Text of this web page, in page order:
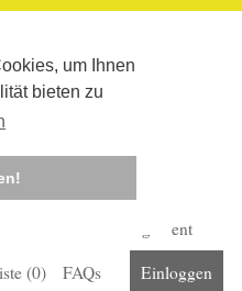
um Ihnen
bieten zu
Corona-Management
(0) FAQs Einloggen